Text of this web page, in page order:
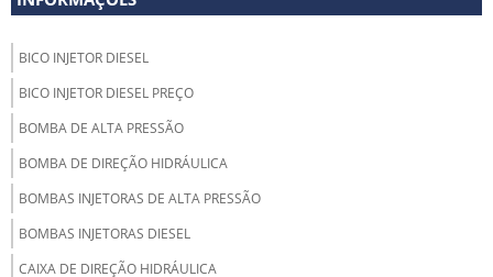
BICO INJETOR DIESEL
BICO INJETOR DIESEL PREÇO
BOMBA DE ALTA PRESSÃO
BOMBA DE DIREÇÃO HIDRÁULICA
BOMBAS INJETORAS DE ALTA PRESSÃO
BOMBAS INJETORAS DIESEL
CAIXA DE DIREÇÃO HIDRÁULICA